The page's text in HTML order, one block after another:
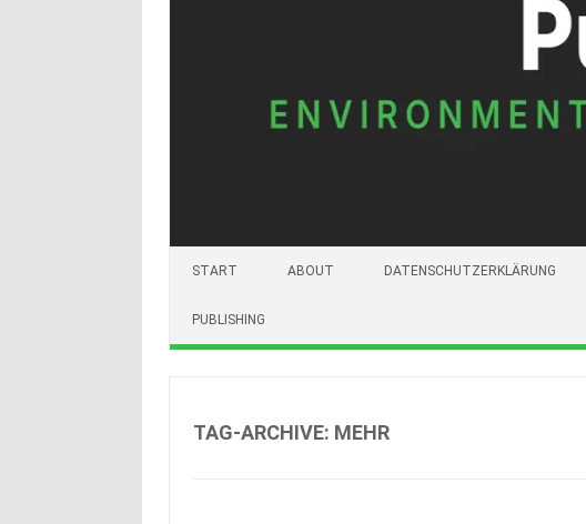
START ABOUT DATENSCHUTZERKLÄRUNG
PUBLISHING
TAG-ARCHIVE: MEHR